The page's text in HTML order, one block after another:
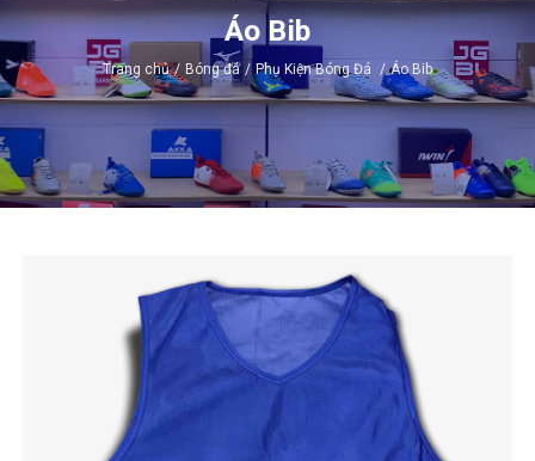
Áo Bib
Trang chủ / Bóng đá / Phụ Kiện Bóng Đá / Áo Bib